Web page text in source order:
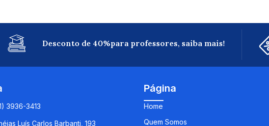
Desconto de 40%para professores, saiba mais!
3936-3413
Luís Carlos Barbanti, 193
Página
Home
Quem Somos